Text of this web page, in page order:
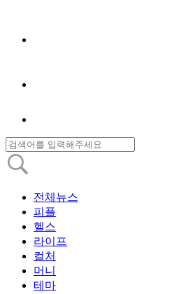
전체뉴스
피플
헬스
라이프
컬처
머니
테마